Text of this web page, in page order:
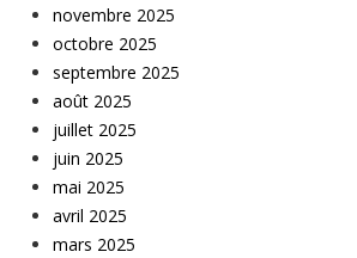
novembre 2025
octobre 2025
septembre 2025
août 2025
juillet 2025
juin 2025
mai 2025
avril 2025
mars 2025